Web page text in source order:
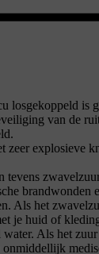
losgekoppeld is
van de
zeer explosieve
tevens
brandwonden
Als het
je huid of
water. Als het
onmiddellijk